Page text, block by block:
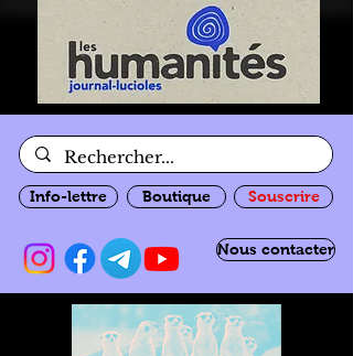
Info-lettre Boutique Souscrire
Nous contacter